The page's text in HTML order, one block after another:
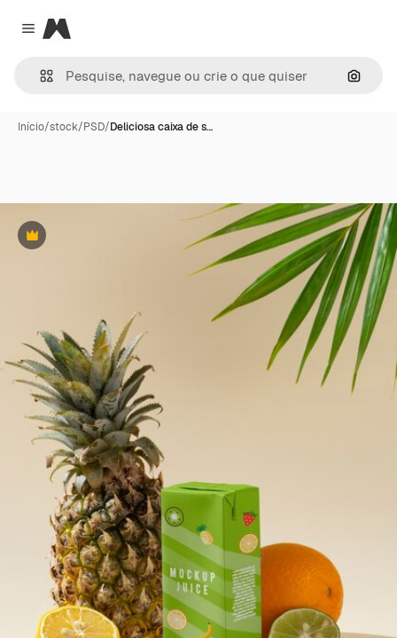
Close menu
Magnific
Início/stock/PSD/Deliciosa caixa de s…
Premium